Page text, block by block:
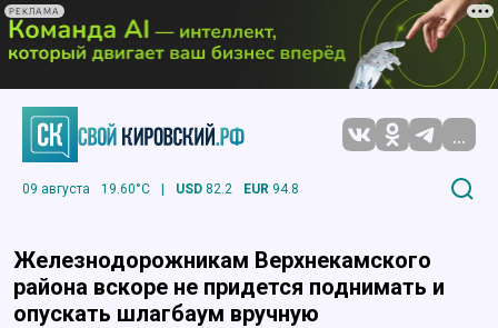
РЕКЛАМА
...
09 августа 19.60°C | USD 82.2 EUR 94.8
Железнодорожникам Верхнекамского
района вскоре не придется поднимать и
опускать шлагбаум вручную